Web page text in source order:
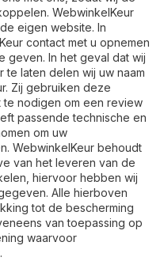
WebwinkelKeur
eigen website. In
contact met u opnemen
geven. In het geval dat wij
laten delen wij uw naam
Zij gebruiken deze
nodigen om een review
passende technische en
om uw
WebwinkelKeur behoudt
van het leveren van de
hiervoor hebben wij
Alle hierboven
tot de bescherming
van toepassing op
waarvoor